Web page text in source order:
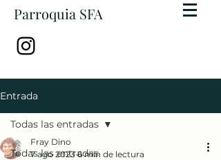
Parroquia SFA
Entrada
Todas las entradas
Todas las entradas
Fray Dino
7 ago 2023 6 min de lectura